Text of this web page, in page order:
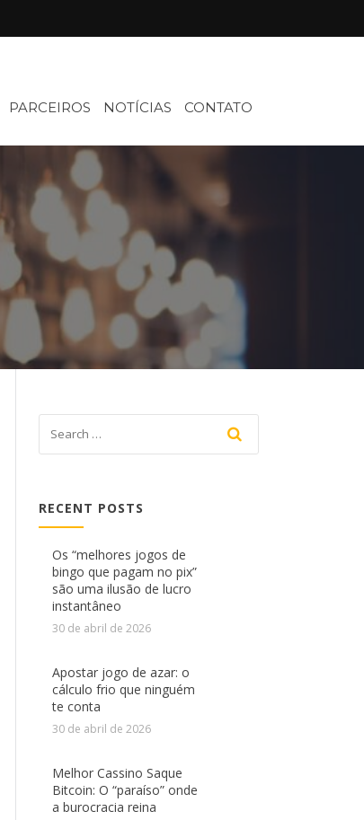
PARCEIROS NOTÍCIAS CONTATO
RECENT POSTS
Os “melhores jogos de
bingo que pagam no pix”
são uma ilusão de lucro
instantâneo
30 de abril de 2026
Apostar jogo de azar: o
cálculo frio que ninguém
te conta
30 de abril de 2026
Melhor Cassino Saque
Bitcoin: O “paraíso” onde
a burocracia reina